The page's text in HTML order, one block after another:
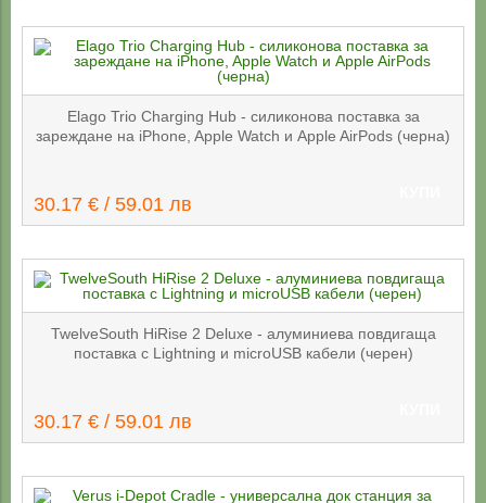
Elago Trio Charging Hub - силиконова поставка за
зареждане на iPhone, Apple Watch и Apple AirPods (черна)
30.17 € / 59.01 лв
TwelveSouth HiRise 2 Deluxe - алуминиева повдигаща
поставка с Lightning и microUSB кабели (черен)
30.17 € / 59.01 лв